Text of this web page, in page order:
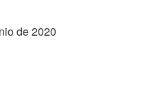
de 2020